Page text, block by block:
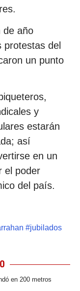
de año
protestas del
un punto
y
estarán
así
en un
el poder
del país.
#jubilados
en 200 metros